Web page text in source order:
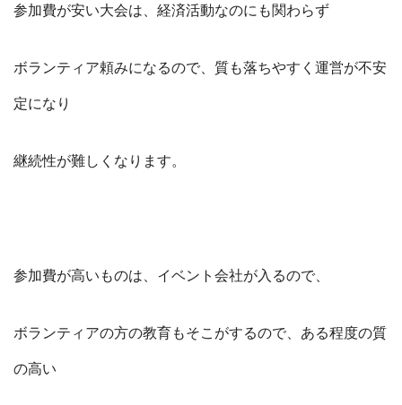
参加費が安い大会は、経済活動なのにも関わらず
ボランティア頼みになるので、質も落ちやすく運営が不安
定になり
継続性が難しくなります。
参加費が高いものは、イベント会社が入るので、
ボランティアの方の教育もそこがするので、ある程度の質
の高い